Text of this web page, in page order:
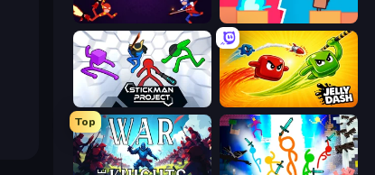
Stickman Fighting: Super War Boom Slingers ReBoom
Stickman Project Jelly Dash
Top